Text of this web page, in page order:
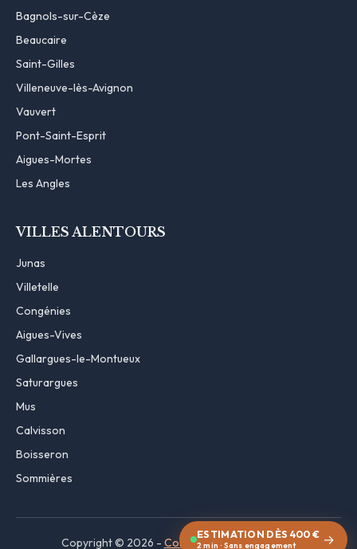
Bagnols-sur-Cèze
Beaucaire
Saint-Gilles
Villeneuve-lès-Avignon
Vauvert
Pont-Saint-Esprit
Aigues-Mortes
Les Angles
VILLES ALENTOURS
Junas
Villetelle
Congénies
Aigues-Vives
Gallargues-le-Montueux
Saturargues
Mus
Calvisson
Boisseron
Sommières
Copyright © 2026 - Contact·Mentions légales
ESTIMATION DÈS 400 €
2 min · Sans engagement →